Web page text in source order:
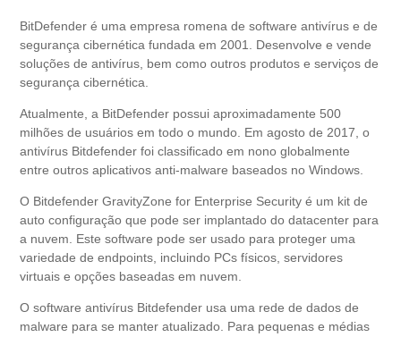
BitDefender é uma empresa romena de software antivírus e de
segurança cibernética fundada em 2001. Desenvolve e vende
soluções de antivírus, bem como outros produtos e serviços de
segurança cibernética.
Atualmente, a BitDefender possui aproximadamente 500
milhões de usuários em todo o mundo. Em agosto de 2017, o
antivírus Bitdefender foi classificado em nono globalmente
entre outros aplicativos anti-malware baseados no Windows.
O Bitdefender GravityZone for Enterprise Security é um kit de
auto configuração que pode ser implantado do datacenter para
a nuvem. Este software pode ser usado para proteger uma
variedade de endpoints, incluindo PCs físicos, servidores
virtuais e opções baseadas em nuvem.
O software antivírus Bitdefender usa uma rede de dados de
malware para se manter atualizado. Para pequenas e médias